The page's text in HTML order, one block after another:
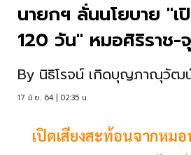
นายกฯ ลั่นนโยบาย "เ
120 วัน" หมอศิริราช-
By นิธิโรจน์ เกิดบุญภาณุวัฒ
17 มิ.ย. 64 | 02:35 น.
เปิดเสียงสะท้อนจากหม